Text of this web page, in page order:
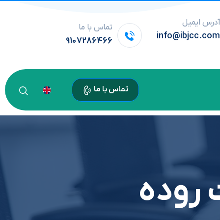
آدرس ایمیل
info@ibjcc.com
تماس با ما
9107286466
تماس با ما
روده